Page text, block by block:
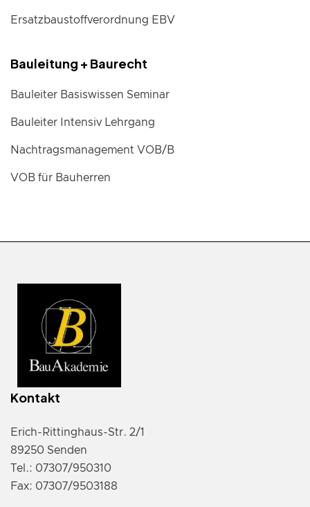
Ersatzbaustoffverordnung EBV
Bauleitung + Baurecht
Bauleiter Basiswissen Seminar
Bauleiter Intensiv Lehrgang
Nachtragsmanagement VOB/B
VOB für Bauherren
Kontakt
Erich-Rittinghaus-Str. 2/1
89250 Senden
Tel.: 07307/950310
Fax: 07307/9503188